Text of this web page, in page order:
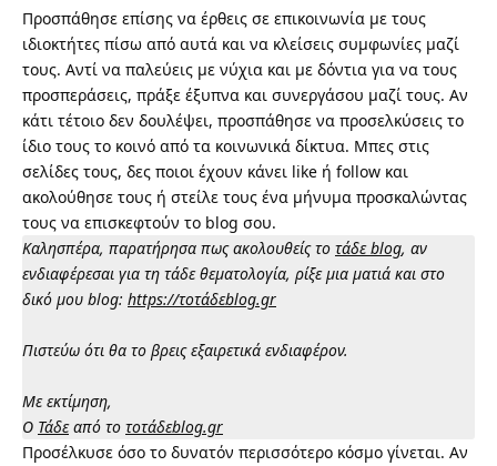
Προσπάθησε επίσης να έρθεις σε επικοινωνία με τους
ιδιοκτήτες πίσω από αυτά και να κλείσεις συμφωνίες μαζί
τους. Αντί να παλεύεις με νύχια και με δόντια για να τους
προσπεράσεις, πράξε έξυπνα και συνεργάσου μαζί τους. Αν
κάτι τέτοιο δεν δουλέψει, προσπάθησε να προσελκύσεις το
ίδιο τους το κοινό από τα κοινωνικά δίκτυα. Μπες στις
σελίδες τους, δες ποιοι έχουν κάνει like ή follow και
ακολούθησε τους ή στείλε τους ένα μήνυμα προσκαλώντας
τους να επισκεφτούν το blog σου.
Καλησπέρα, παρατήρησα πως ακολουθείς το τάδε blog, αν
ενδιαφέρεσαι για τη τάδε θεματολογία, ρίξε μια ματιά και στο
δικό μου blog: https://τοτάδεblog.gr
Πιστεύω ότι θα το βρεις εξαιρετικά ενδιαφέρον.
Με εκτίμηση,
Ο Τάδεαπό το τοτάδεblog.gr
Προσέλκυσε όσο το δυνατόν περισσότερο κόσμο γίνεται. Αν